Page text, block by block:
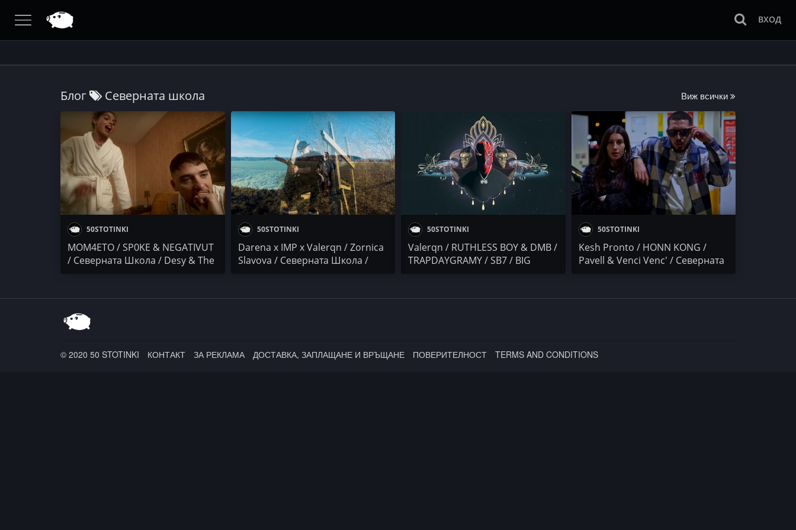
ВХОД
Блог Северната школа Виж всички
50STOTINKI
MOM4ETO / SP0KE & NEGATIVUT
/ Северната Школа / Desy & The
50STOTINKI
Darena x IMP x Valerqn / Zornica
Slavova / Северната Школа /
50STOTINKI
Valerqn / RUTHLESS BOY & DMB /
TRAPDAYGRAMY / SB7 / BIG
50STOTINKI
Kesh Pronto / HONN KONG /
Pavell & Venci Venc' / Северната
© 2020 50 STOTINKI КОНТАКТ ЗА РЕКЛАМА ДОСТАВКА, ЗАПЛАЩАНЕ И ВРЪЩАНЕ ПОВЕРИТЕЛНОСТ TERMS AND CONDITIONS